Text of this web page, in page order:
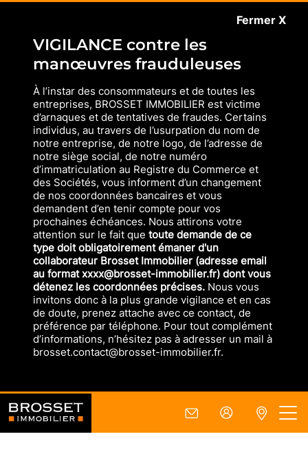
Fermer X
VIGILANCE contre les
manœuvres frauduleuses
À l’instar des consommateurs et de toutes les
entreprises, BROSSET IMMOBILIER est victime
d’arnaques et de tentatives de fraudes. Certains
individus, au travers de l’usurpation du nom de
notre entreprise, de notre logo, de l’adresse de
notre siège social, de notre numéro
d’immatriculation au Registre du Commerce et
des Sociétés, vous informent d’un changement
de nos coordonnées bancaires et vous
demandent d’en tenir compte pour vos
prochaines échéances. Nous attirons votre
attention sur le fait que toute demande de ce
type doit obligatoirement émaner d'un
collaborateur Brosset Immobilier (adresse email
au format xxxx@brosset-immobilier.fr) dont vous
détenez les coordonnées précises. Nous vous
invitons donc à la plus grande vigilance et en cas
de doute, prenez attache avec ce contact, de
préférence par téléphone. Pour tout complément
d’informations, n’hésitez pas à adresser un mail à
brosset.contact@brosset-immobilier.fr.